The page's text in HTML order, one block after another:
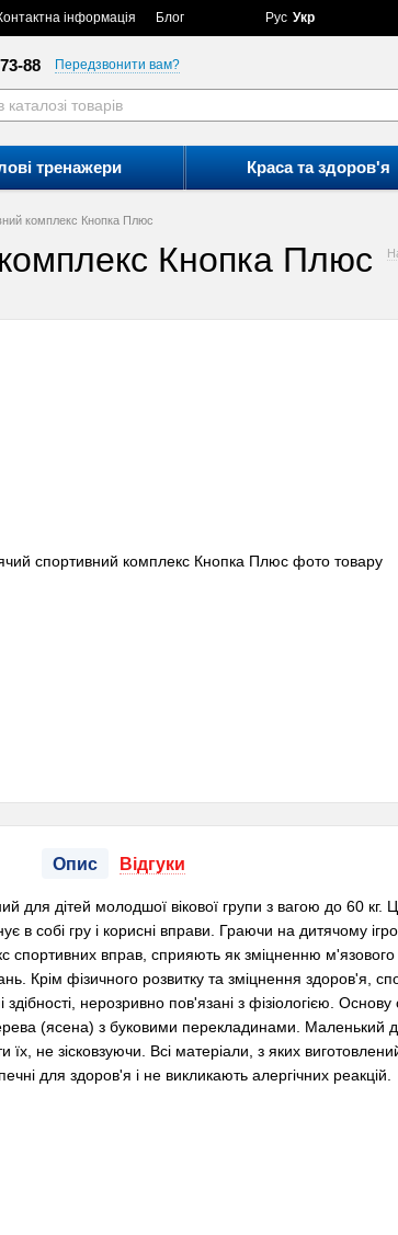
інформація Блог Рус Укр
88 Передзвонити вам?
тренажери Краса та здоров'я
комплекс Кнопка Плюс
Кнопка Плюс
Опис Відгуки
для дітей молодшої вікової групи з вагою до 60 кг.
в собі гру і корисні вправи. Граючи на дитячому
спортивних вправ, сприяють як зміцненню
Крім фізичного розвитку та зміцнення здоров'я,
здібності, нерозривно пов'язані з фізіологією. Основу
(ясена) з буковими перекладинами. Маленький
їх, не зісковзуючи. Всі матеріали, з яких
для здоров'я і не викликають алергічних реакцій.